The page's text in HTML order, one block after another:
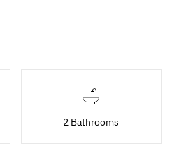
2 Bathrooms